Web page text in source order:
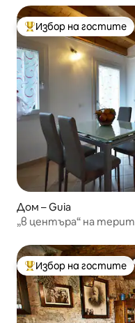
Най-популярен избор
Избор на гостите
Дом – Guia
„в центъра“ на
Най-популярен избор
Избор на гостите